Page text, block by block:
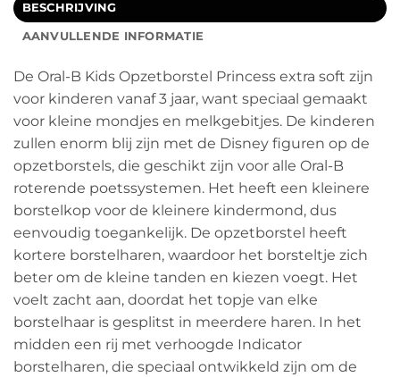
BESCHRIJVING
AANVULLENDE INFORMATIE
De Oral-B Kids Opzetborstel Princess extra soft zijn
voor kinderen vanaf 3 jaar, want speciaal gemaakt
voor kleine mondjes en melkgebitjes. De kinderen
zullen enorm blij zijn met de Disney figuren op de
opzetborstels, die geschikt zijn voor alle Oral-B
roterende poetssystemen. Het heeft een kleinere
borstelkop voor de kleinere kindermond, dus
eenvoudig toegankelijk. De opzetborstel heeft
kortere borstelharen, waardoor het borsteltje zich
beter om de kleine tanden en kiezen voegt. Het
voelt zacht aan, doordat het topje van elke
borstelhaar is gesplitst in meerdere haren. In het
midden een rij met verhoogde Indicator
borstelharen, die speciaal ontwikkeld zijn om de